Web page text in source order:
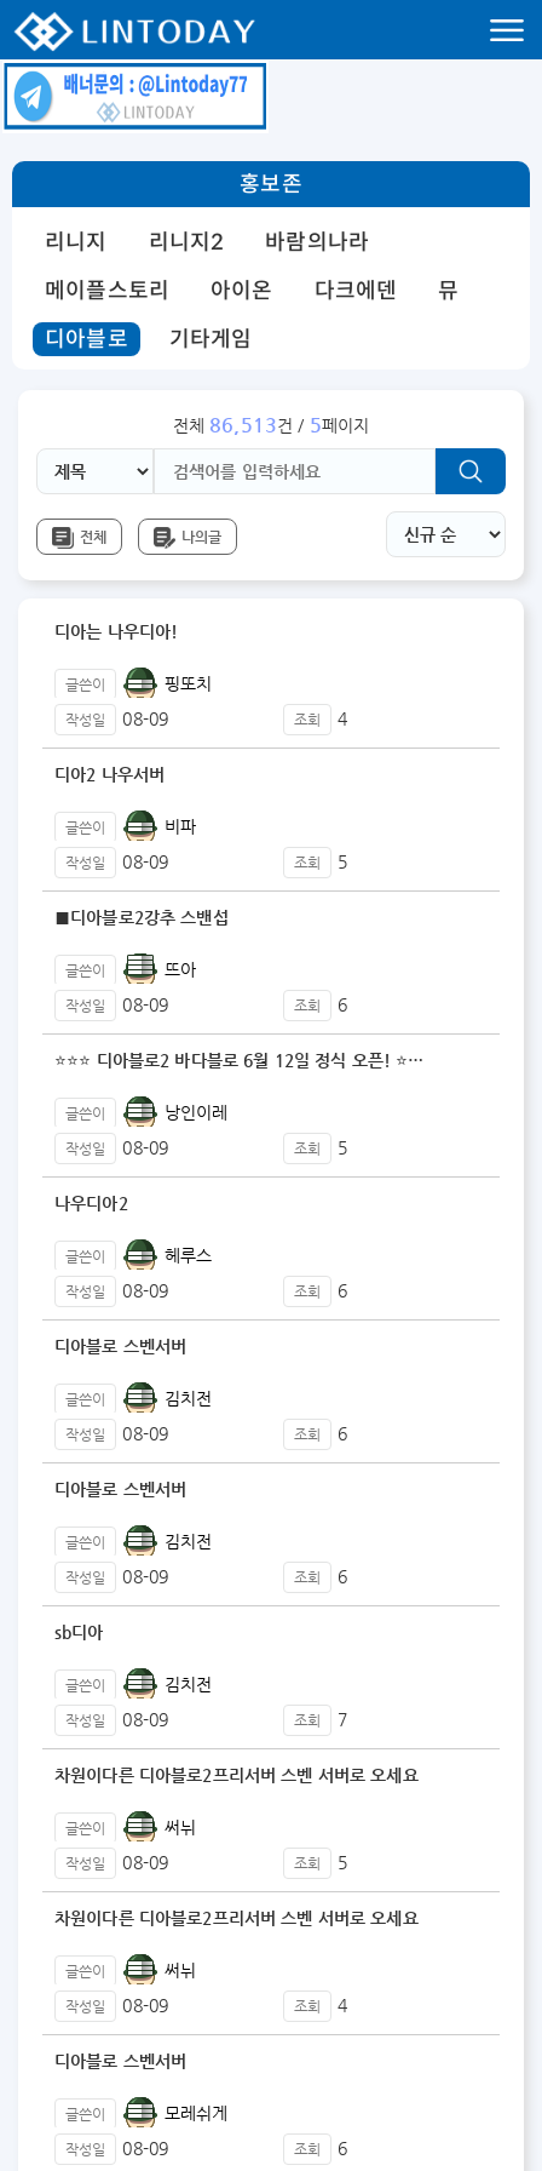
리니지 프리서버 홍보 및 프리서버 홍보 커뮤니티 사이트 린투데이 입니다.
홍보존
리니지 리니지2
바람의나라
메이플스토리
아이온 다크에덴
뮤
디아블로
기타게임
전체 86,513건 / 5페이지
전체 나의글
디아는 나우디아!
글쓴이 핑또치
작성일 08-09 조회 4
디아2 나우서버
글쓴이 비파
작성일 08-09 조회 5
■디아블로2강추 스밴섭
글쓴이 뜨아
작성일 08-09 조회 6
⭐⭐⭐ 디아블로2 바다블로 6월 12일 정식 오픈! ⭐…
글쓴이 낭인이레
작성일 08-09 조회 5
나우디아2
글쓴이 헤루스
작성일 08-09 조회 6
디아블로 스벤서버
글쓴이 김치전
작성일 08-09 조회 6
디아블로 스벤서버
글쓴이 김치전
작성일 08-09 조회 6
sb디아
글쓴이 김치전
작성일 08-09 조회 7
차원이다른 디아블로2프리서버 스벤 서버로 오세요
글쓴이 써뉘
작성일 08-09 조회 5
차원이다른 디아블로2프리서버 스벤 서버로 오세요
글쓴이 써뉘
작성일 08-09 조회 4
디아블로 스벤서버
글쓴이 모레쉬게
작성일 08-09 조회 6